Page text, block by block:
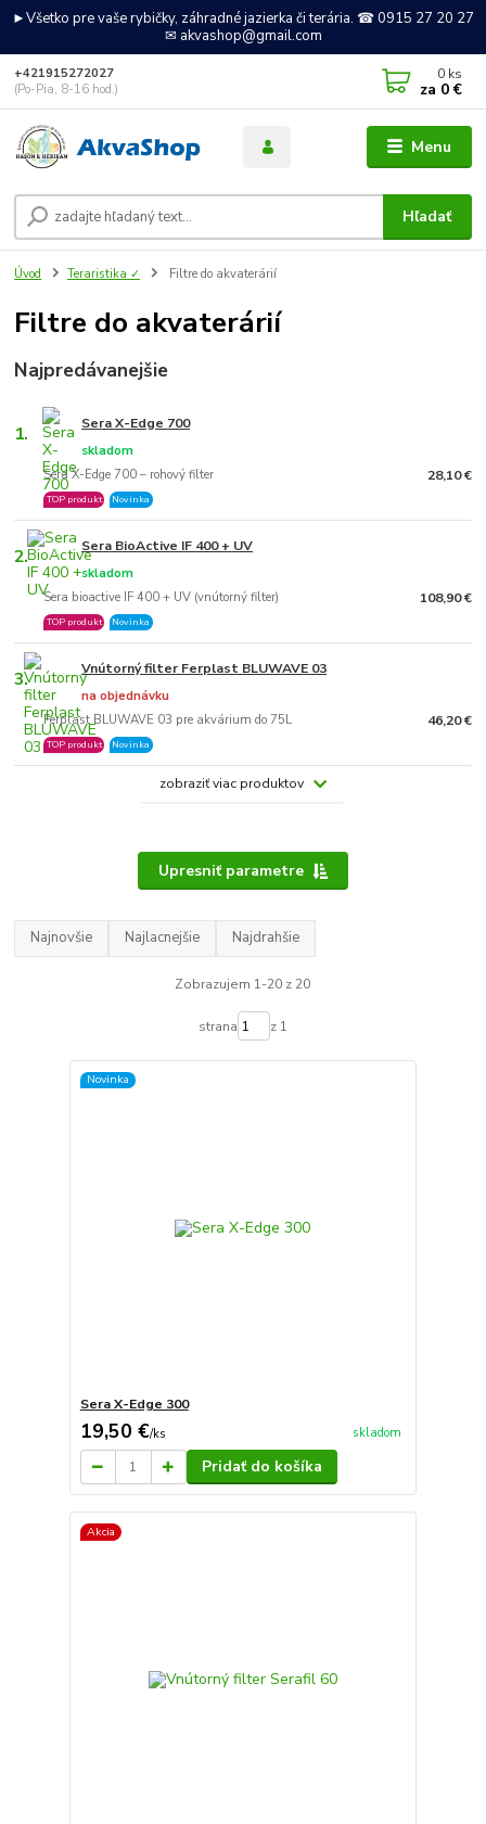
►Všetko pre vaše rybičky, záhradné jazierka či terária. ☎ 0915 27 20 27
✉ akvashop@gmail.com
Menu
Hľadať
+421915272027
(Po-Pia, 8-16 hod.)
0 ks
za 0 €
Úvod Teraristika ✓ Filtre do akvaterárií
Filtre do akvaterárií
Najpredávanejšie
1. Sera X-Edge 700
Sera X-Edge 700 – rohový filter
skladom
TOP produkt Novinka
28,10 €
2. Sera BioActive IF 400 + UV
Sera bioactive IF 400 + UV (vnútorný filter)
skladom
TOP produkt Novinka
108,90 €
3. Vnútorný filter Ferplast BLUWAVE 03
Ferplast BLUWAVE 03 pre akvárium do 75L
na objednávku
TOP produkt Novinka
46,20 €
zobraziť viac produktov
Upresniť parametre
Najnovšie Najlacnejšie Najdrahšie
Zobrazujem 1-20 z 20
strana z 1
Novinka
Sera X-Edge 300
19,50 €/ks skladom
Pridať do košíka
Akcia